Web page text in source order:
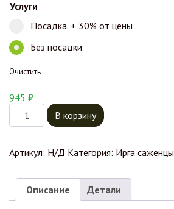
Услуги
Посадка. + 30% от цены
Без посадки
Очистить
945 ₽
Количество товара Ирга Смоки
В корзину
Артикул: Н/Д Категория: Ирга саженцы
Описание Детали